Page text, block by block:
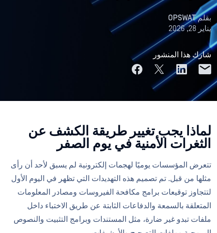
بقلمOPSWAT
يناير 28, 2026
شارك هذا المنشور
لماذا يجب تغيير طريقة الكشف عن
الثغرات الأمنية في يوم الصفر
تتعرض المؤسسات يوميًا لهجمات إلكترونية لم يسبق لأحد أن رأى
مثلها من قبل. تم تصميم هذه التهديدات التي تظهر في اليوم الأول
لتتجاوز توقيعات برامج مكافحة الفيروسات ومصادر المعلومات
المتعلقة بالسمعة والدفاعات الثابتة عن طريق الاختباء داخل
ملفات تبدو غير ضارة، مثل المستندات وبرامج التثبيت والنصوص